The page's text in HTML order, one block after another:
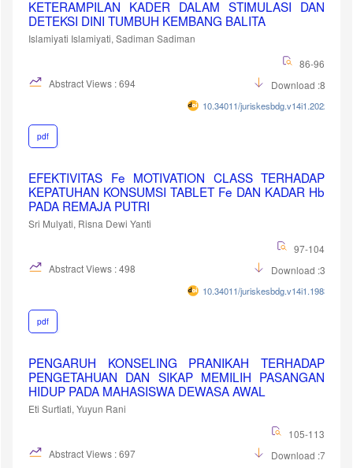
KETERAMPILAN KADER DALAM STIMULASI DAN
DETEKSI DINI TUMBUH KEMBANG BALITA
Islamiyati Islamiyati, Sadiman Sadiman
86-96
Abstract Views : 694
Download :857
10.34011/juriskesbdg.v14i1.2022
pdf
EFEKTIVITAS Fe MOTIVATION CLASS TERHADAP
KEPATUHAN KONSUMSI TABLET Fe DAN KADAR Hb
PADA REMAJA PUTRI
Sri Mulyati, Risna Dewi Yanti
97-104
Abstract Views : 498
Download :324
10.34011/juriskesbdg.v14i1.1983
pdf
PENGARUH KONSELING PRANIKAH TERHADAP
PENGETAHUAN DAN SIKAP MEMILIH PASANGAN
HIDUP PADA MAHASISWA DEWASA AWAL
Eti Surtiati, Yuyun Rani
105-113
Abstract Views : 697
Download :721